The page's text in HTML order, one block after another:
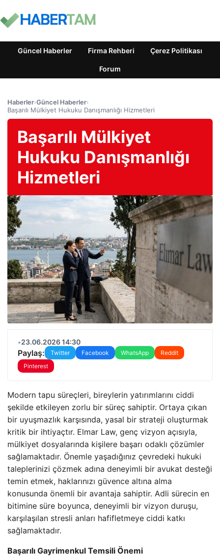
Güncel Haberler Firma Rehberi Çerez Politikası
Forum
Haberler›Güncel Haberler›
Başarılı Mülkiyet Hukuku Danışmanlığı Hizmetleri
Başarılı Mülkiyet
Hukuku Danışmanlığı
Hizmetleri
•23.06.2026 14:30
Paylaş: Twitter Facebook WhatsApp
Reddit
Pinterest
Modern tapu süreçleri, bireylerin yatırımlarını ciddi
şekilde etkileyen zorlu bir süreç sahiptir. Ortaya çıkan
bir uyuşmazlık karşısında, yasal bir strateji oluşturmak
kritik bir ihtiyaçtır. Elmar Law, genç vizyon açısıyla,
mülkiyet dosyalarında kişilere başarı odaklı çözümler
sağlamaktadır. Önemle yaşadığınız çevredeki hukuki
taleplerinizi çözmek adına deneyimli bir avukat desteği
temin etmek, haklarınızı güvence altına alma
konusunda önemli bir avantaja sahiptir. Adli sürecin en
bitimine süre boyunca, deneyimli bir vizyon duruşu,
karşılaşılan stresli anları hafifletmeye ciddi katkı
sağlamaktadır.
Başarılı Gayrimenkul Temsili Önemi